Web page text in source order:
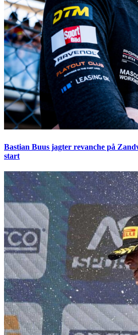
Bastian Buus jagter revanche på
start